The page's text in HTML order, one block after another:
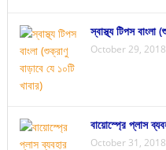
স্বাস্থ্য টিপস বাংলা
October 29, 2018
বায়োস্প্রে প্লাস
October 31, 2018